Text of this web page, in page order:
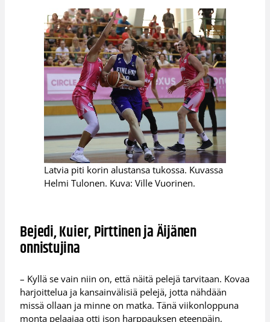
Latvia piti korin alustansa tukossa. Kuvassa
Helmi Tulonen. Kuva: Ville Vuorinen.
Bejedi, Kuier, Pirttinen ja Äijänen
onnistujina
– Kyllä se vain niin on, että näitä pelejä tarvitaan. Kovaa
harjoittelua ja kansainvälisiä pelejä, jotta nähdään
missä ollaan ja minne on matka. Tänä viikonloppuna
monta pelaajaa otti ison harppauksen eteenpäin,